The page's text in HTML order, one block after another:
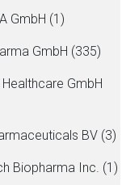
GmbH (1)
GmbH (335)
GmbH
BV (3)
Biopharma Inc. (1)